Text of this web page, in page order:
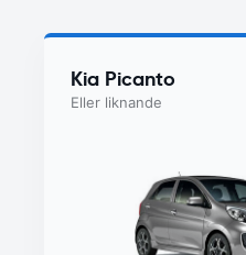
Kia Picanto
Eller liknande